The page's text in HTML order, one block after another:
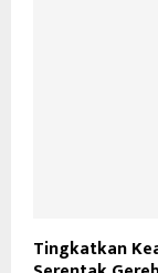
Tingkatkan